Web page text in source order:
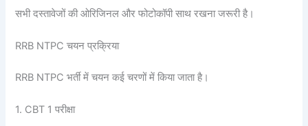
सभी दस्तावेजों की ओरिजिनल और फोटोकॉपी साथ रखना जरूरी है।
RRB NTPC चयन प्रक्रिया
RRB NTPC भर्ती में चयन कई चरणों में किया जाता है।
1. CBT 1 परीक्षा